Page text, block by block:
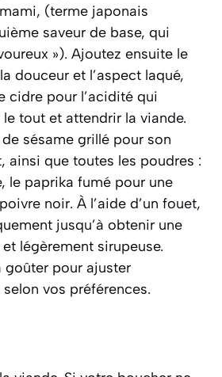
, (terme japonais
saveur de base, qui
»). Ajoutez ensuite le
douceur et l’aspect laqué,
cidre pour l’acidité qui
tout et attendrir la viande.
sésame grillé pour son
ainsi que toutes les poudres :
le paprika fumé pour une
noir. À l’aide d’un fouet,
jusqu’à obtenir une
légèrement sirupeuse.
goûter pour ajuster
selon vos préférences.